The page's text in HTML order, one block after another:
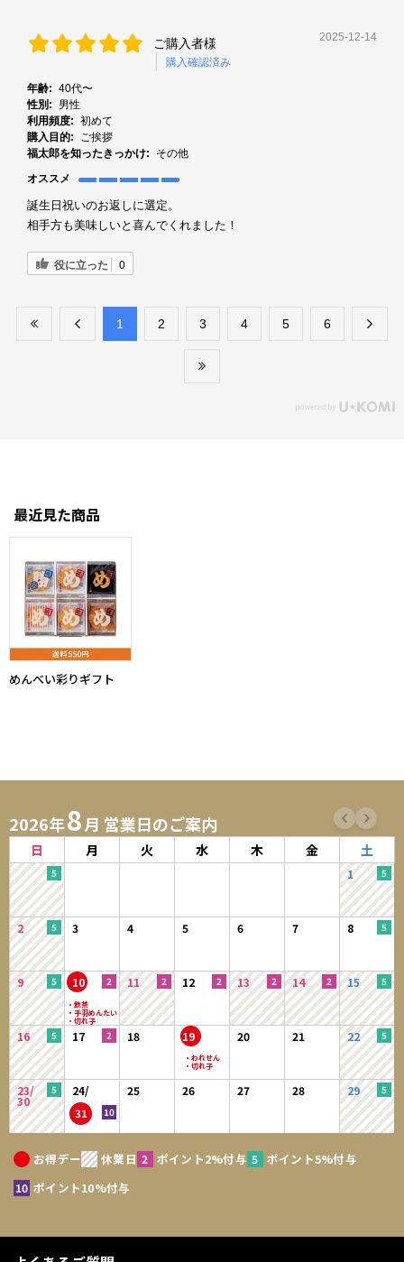
ご購入者様
購入確認済み
2025-12-14
年齢: 40代〜
性別:
男性
利用頻度: 初めて
購入目的:
ご挨拶
福太郎を知ったきっかけ:
その他
オススメ
誕生日祝いのお返しに選定。
相手方も美味しいと喜んでくれました！
役に立った 0
​1 ​2 ​3 ​4 ​5 ​6
最近見た商品
めんべい彩りギフト
2026年8月 営業日のご案内
日 月 火 水 木 金 土
1
2 3 4 5 6 7 8
9 10 11 12 13 14 15
16 17 18 19 20 21 22
23/
30
24/
31
25 26 27 28 29
お得デー 休業日 ポイント2%付与
ポイント5%付与
ポイント10%付与